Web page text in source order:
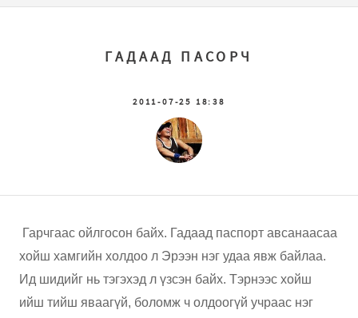
ГАДААД ПАСОРЧ
2011-07-25 18:38
Гарчгаас ойлгосон байх. Гадаад паспорт авсанаасаа
хойш хамгийн холдоо л Эрээн нэг удаа явж байлаа.
Ид шидийг нь тэгэхэд л үзсэн байх. Тэрнээс хойш
ийш тийш яваагүй, боломж ч олдоогүй учраас нэг